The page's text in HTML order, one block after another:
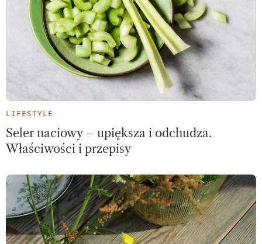
LIFESTYLE
Seler naciowy – upiększa i odchudza.
Właściwości i przepisy